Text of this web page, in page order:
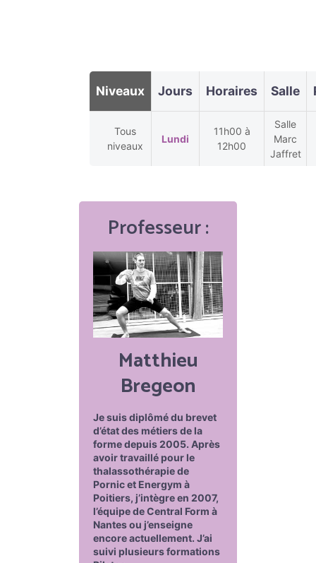
Niveaux Jours Horaires Salle
Tous
niveaux
Lundi
11h00 à
12h00
Salle
Marc
Jaffret
Professeur :
Matthieu
Bregeon
Je suis diplômé du brevet
d’état des métiers de la
forme depuis 2005. Après
avoir travaillé pour le
thalassothérapie de
Pornic et Energym à
Poitiers, j’intègre en 2007,
l’équipe de Central Form à
Nantes ou j’enseigne
encore actuellement. J’ai
suivi plusieurs formations